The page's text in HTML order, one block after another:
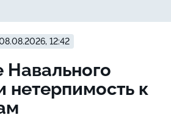
12:42
Навального
нетерпимость к